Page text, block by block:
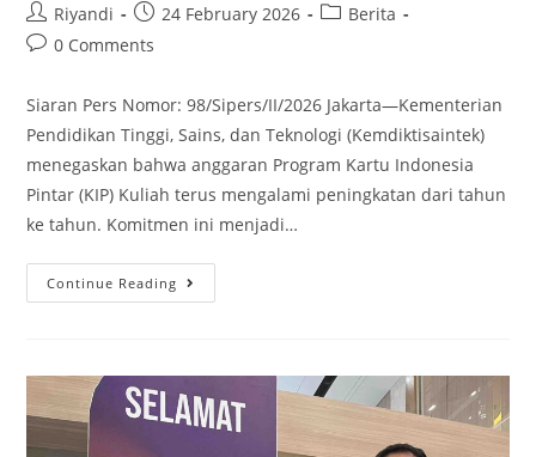
Riyandi 24 February 2026
Berita
0 Comments
Siaran Pers Nomor: 98/Sipers/II/2026 Jakarta—Kementerian
Pendidikan Tinggi, Sains, dan Teknologi (Kemdiktisaintek)
menegaskan bahwa anggaran Program Kartu Indonesia
Pintar (KIP) Kuliah terus mengalami peningkatan dari tahun
ke tahun. Komitmen ini menjadi…
Continue Reading